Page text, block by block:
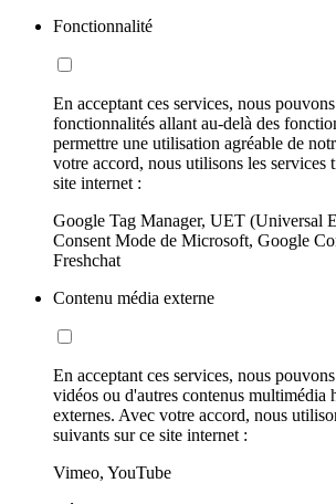
Fonctionnalité
En acceptant ces services, nous
fonctionnalités allant au-delà des
permettre une utilisation agréable de
votre accord, nous utilisons les services
site internet :
Google Tag Manager, UET (Universal
Consent Mode de Microsoft, Google
Freshchat
Contenu média externe
En acceptant ces services, nous
vidéos ou d'autres contenus multimédia
externes. Avec votre accord, nous
suivants sur ce site internet :
Vimeo, YouTube